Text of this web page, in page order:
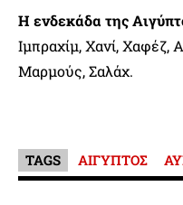
Η ενδεκάδα της
Ιμπραχίμ, Χανί, Χαφέζ,
Μαρμούς, Σαλάχ.
TAGS ΑΙΓΥΠΤΟΣ